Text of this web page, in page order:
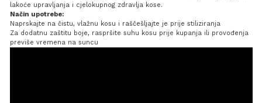
lakoće upravljanja i cjelokupnog zdravlja kose.
Način upotrebe:
Naprskajte na čistu, vlažnu kosu i raščešljajte je prije stiliziranja
Za dodatnu zaštitu boje, raspršite suhu kosu prije kupanja ili provođenja
previše vremena na suncu